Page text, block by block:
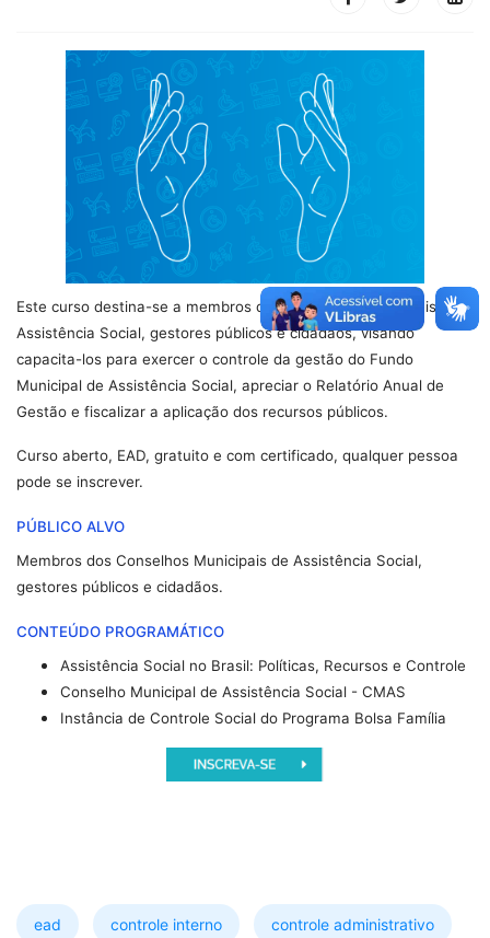
Este curso destina-se a membros dos Conselhos Municipais de
Assistência Social, gestores públicos e cidadãos, visando
capacita-los para exercer o controle da gestão do Fundo
Municipal de Assistência Social, apreciar o Relatório Anual de
Gestão e fiscalizar a aplicação dos recursos públicos.
Curso aberto, EAD, gratuito e com certificado, qualquer pessoa
pode se inscrever.
PÚBLICO ALVO
Membros dos Conselhos Municipais de Assistência Social,
gestores públicos e cidadãos.
CONTEÚDO PROGRAMÁTICO
Assistência Social no Brasil: Políticas, Recursos e Controle
Conselho Municipal de Assistência Social - CMAS
Instância de Controle Social do Programa Bolsa Família
ead controle interno controle administrativo